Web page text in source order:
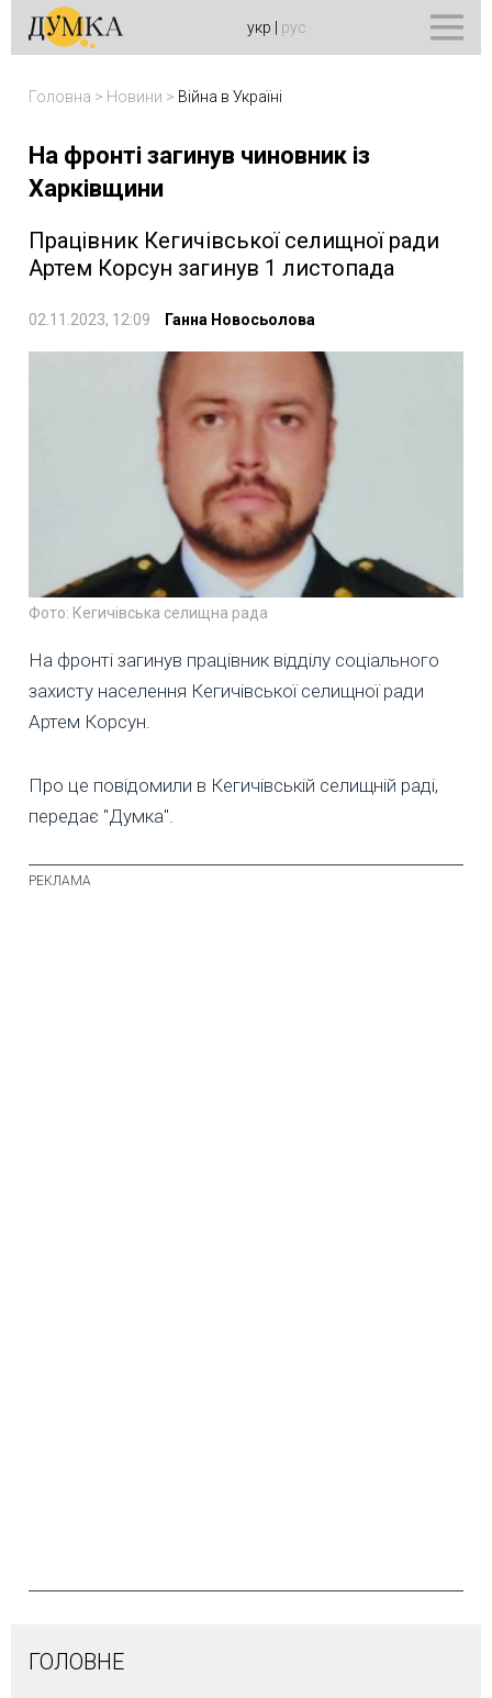
укр рус
Головна > Новини > Війна в Україні
На фронті загинув чиновник із
Харківщини
Працівник Кегичівської селищної ради
Артем Корсун загинув 1 листопада
02.11.2023, 12:09 Ганна Новосьолова
Фото: Кегичівська селищна рада
На фронті загинув працівник відділу соціального
захисту населення Кегичівської селищної ради
Артем Корсун.
Про це повідомили в Кегичівській селищній раді,
передає "Думка".
ГОЛОВНЕ